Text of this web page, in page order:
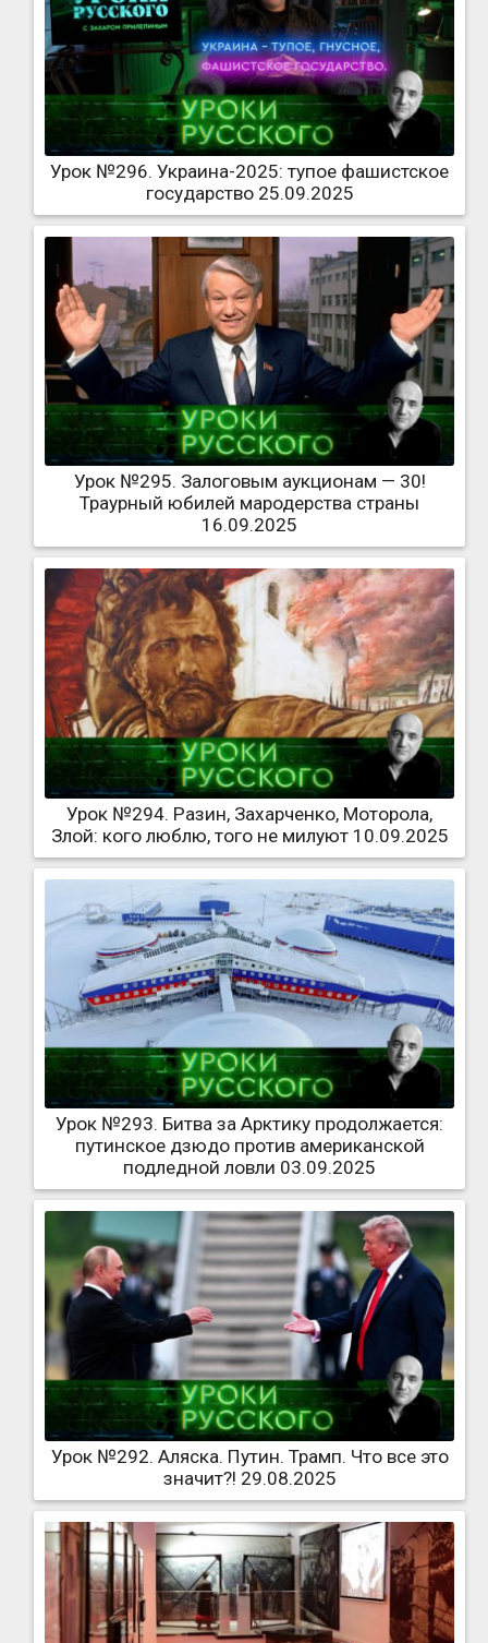
Урок №296. Украина-2025: тупое фашистское
государство 25.09.2025
Урок №295. Залоговым аукционам — 30!
Траурный юбилей мародерства страны
16.09.2025
Урок №294. Разин, Захарченко, Моторола,
Злой: кого люблю, того не милуют 10.09.2025
Урок №293. Битва за Арктику продолжается:
путинское дзюдо против американской
подледной ловли 03.09.2025
Урок №292. Аляска. Путин. Трамп. Что все это
значит?! 29.08.2025